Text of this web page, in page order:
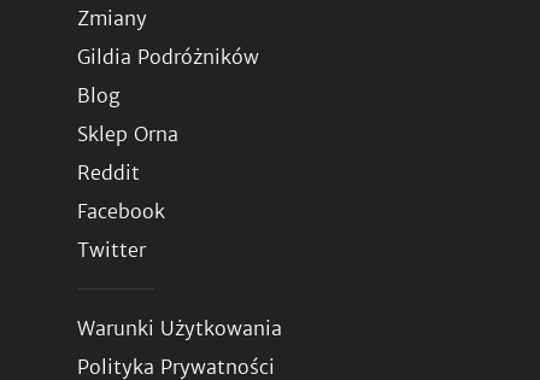
Zmiany
Gildia Podróżników
Blog
Sklep Orna
Reddit
Facebook
Twitter
Warunki Użytkowania
Polityka Prywatności